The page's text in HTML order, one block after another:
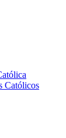
Católicos